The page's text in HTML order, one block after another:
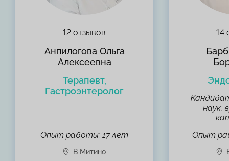
12 отзывов
Анпилогова Ольга
Алексеевна
Терапевт,
Гастроэнтеролог
Опыт работы: 17 лет
14
наук,
Опыт